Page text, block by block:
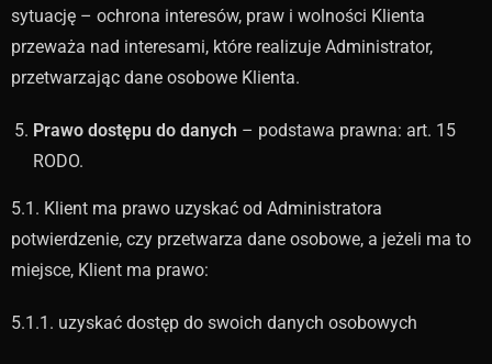
sytuację – ochrona interesów, praw i wolności Klienta
przeważa nad interesami, które realizuje Administrator,
przetwarzając dane osobowe Klienta.
Prawo dostępu do danych – podstawa prawna: art. 15
RODO.
5.1. Klient ma prawo uzyskać od Administratora
potwierdzenie, czy przetwarza dane osobowe, a jeżeli ma to
miejsce, Klient ma prawo:
5.1.1. uzyskać dostęp do swoich danych osobowych